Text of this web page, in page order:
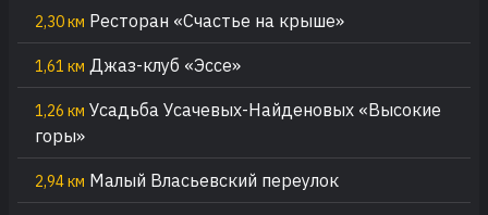
2,30 км Ресторан «Счастье на крыше»
1,61 км Джаз-клуб «Эссе»
1,26 км Усадьба Усачевых-Найденовых «Высокие
горы»
2,94 км Малый Власьевский переулок